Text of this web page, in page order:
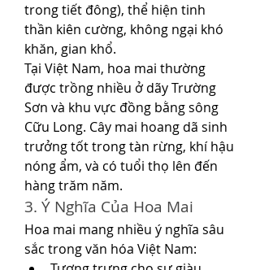
trong tiết đông), thể hiện tinh
thần kiên cường, không ngại khó
khăn, gian khổ.
Tại Việt Nam, hoa mai thường
được trồng nhiều ở dãy Trường
Sơn và khu vực đồng bằng sông
Cữu Long. Cây mai hoang dã sinh
trưởng tốt trong tàn rừng, khí hậu
nóng ẩm, và có tuổi thọ lên đến
hàng trăm năm.
3. Ý Nghĩa Của Hoa Mai
Hoa mai mang nhiều ý nghĩa sâu
sắc trong văn hóa Việt Nam: